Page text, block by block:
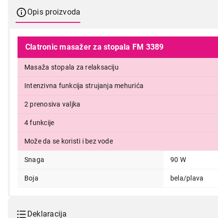
Opis proizvoda
Clatronic masažer za stopala FM 3389
Masaža stopala za relaksaciju
Intenzivna funkcija strujanja mehurića
2 prenosiva valjka
4 funkcije
Može da se koristi i bez vode
Snaga 90 W
Boja bela/plava
Deklaracija